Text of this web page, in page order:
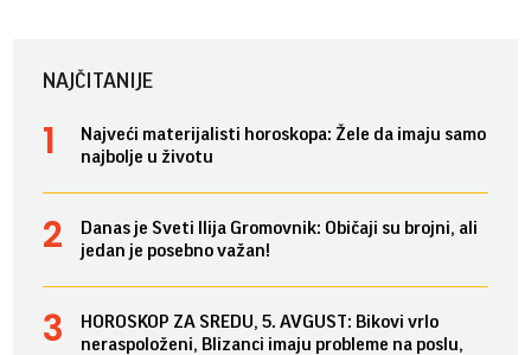
NAJČITANIJE
Najveći materijalisti horoskopa: Žele da imaju samo
najbolje u životu
Danas je Sveti Ilija Gromovnik: Običaji su brojni, ali
jedan je posebno važan!
HOROSKOP ZA SREDU, 5. AVGUST: Bikovi vrlo
neraspoloženi, Blizanci imaju probleme na poslu,